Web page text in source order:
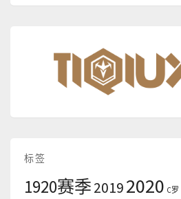
标签
1920赛季20192020 C罗